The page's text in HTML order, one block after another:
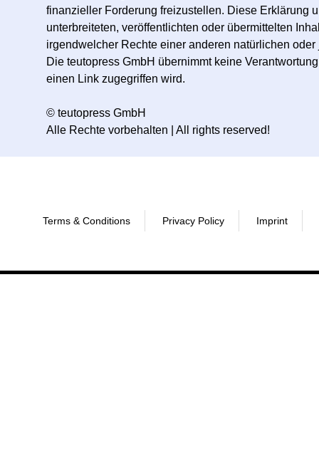
finanzieller Forderung freizustellen. Diese Erklärung
unterbreiteten, veröffentlichten oder übermittelten
irgendwelcher Rechte einer anderen natürlichen
Die teutopress GmbH übernimmt keine
einen Link zugegriffen wird.
© teutopress GmbH
Alle Rechte vorbehalten | All rights reserved!
Terms & Conditions Privacy Policy Imprint